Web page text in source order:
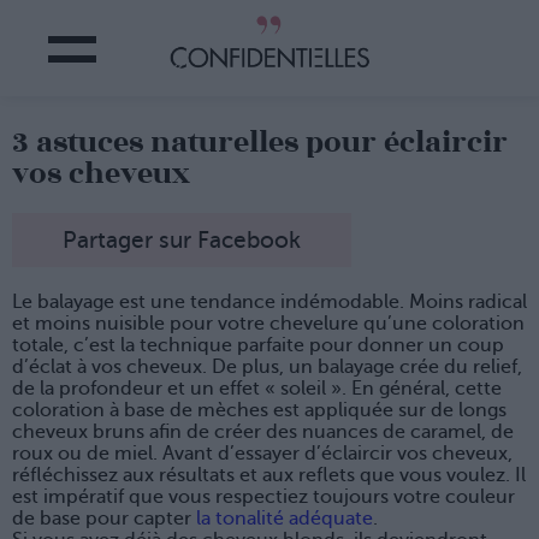
3 astuces naturelles pour éclaircir
vos cheveux
Partager sur Facebook
Le balayage est une tendance indémodable. Moins radical
et moins nuisible pour votre chevelure qu’une coloration
totale, c’est la technique parfaite pour donner un coup
d’éclat à vos cheveux. De plus, un balayage crée du relief,
de la profondeur et un effet « soleil ». En général, cette
coloration à base de mèches est appliquée sur de longs
cheveux bruns afin de créer des nuances de caramel, de
roux ou de miel. Avant d’essayer d’éclaircir vos cheveux,
réfléchissez aux résultats et aux reflets que vous voulez. Il
est impératif que vous respectiez toujours votre couleur
de base pour capter la tonalité adéquate.